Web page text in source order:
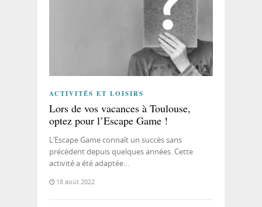
ACTIVITÉS ET LOISIRS
Lors de vos vacances à Toulouse,
optez pour l’Escape Game !
L’Escape Game connaît un succès sans
précédent depuis quelques années. Cette
activité a été adaptée…
18 août 2022